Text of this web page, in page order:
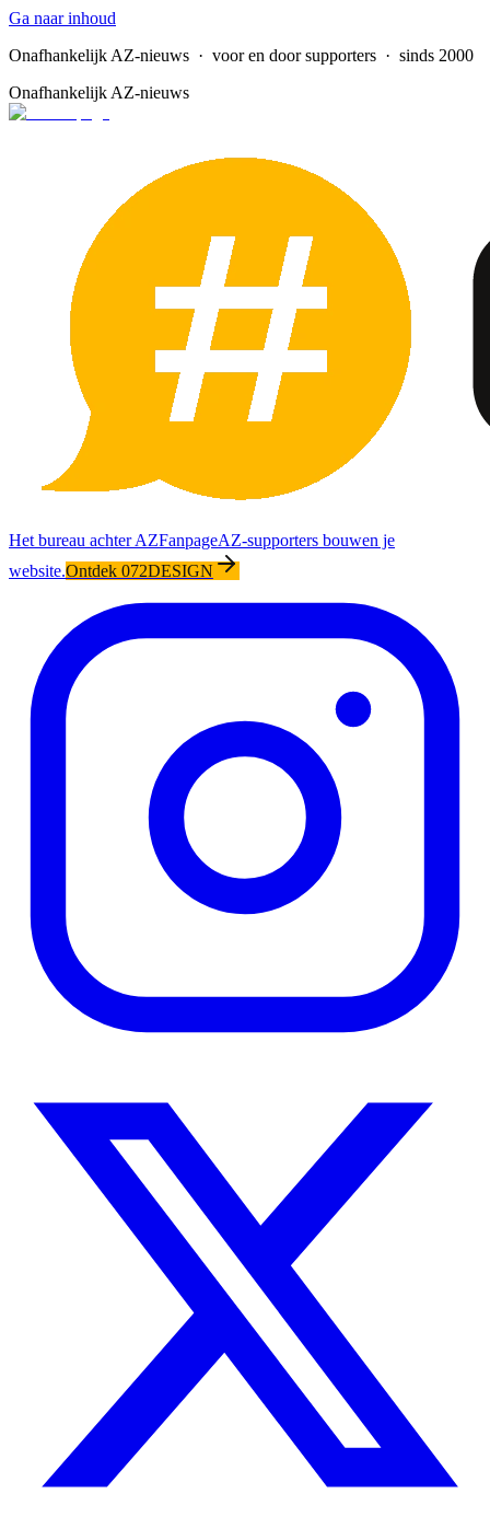
Ga naar inhoud
Onafhankelijk AZ-nieuws · voor en door supporters · sinds 2000
Onafhankelijk AZ-nieuws
Het bureau achter AZFanpageAZ-supporters bouwen je
website.Ontdek 072DESIGN